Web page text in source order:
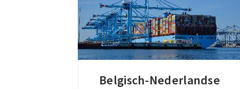
Belgisch-Nederlandse
Belgisch-